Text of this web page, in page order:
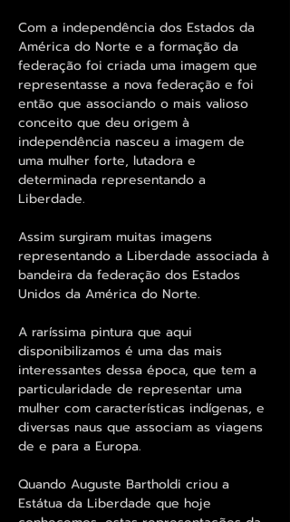
Com a independência dos Estados da
América do Norte e a formação da
federação foi criada uma imagem que
representasse a nova federação e foi
então que associando o mais valioso
conceito que deu origem à
independência nasceu a imagem de
uma mulher forte, lutadora e
determinada representando a
Liberdade.
Assim surgiram muitas imagens
representando a Liberdade associada à
bandeira da federação dos Estados
Unidos da América do Norte.
A raríssima pintura que aqui
disponibilizamos é uma das mais
interessantes dessa época, que tem a
particularidade de representar uma
mulher com características indígenas, e
diversas naus que associam as viagens
de e para a Europa.
Quando Auguste Bartholdi criou a
Estátua da Liberdade que hoje